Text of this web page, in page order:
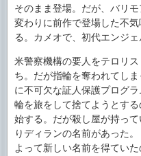
そのまま登場。だが、バリ
変わりに前作で登場した不
る。カメオで、初代エンジ
米警察機構の要人をテロリ
ち。だが指輪を奪われてし
に不可欠な証人保護プログ
輪を旅をして捨てようとす
始する。だが殺し屋が持っ
りディランの名前があった
よって新しい名前を得てい